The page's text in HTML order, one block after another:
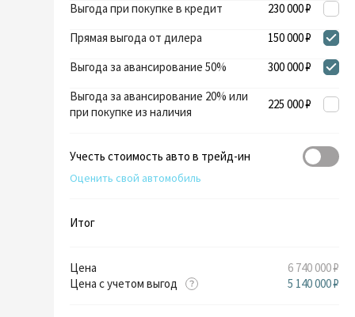
Выгода при покупке в кредит
230 000 ₽
Прямая выгода от дилера
150 000 ₽
Выгода за авансирование 50%
300 000 ₽
Выгода за авансирование 20% или
при покупке из наличия
225 000 ₽
Учесть стоимость авто в трейд-ин
Оценить свой автомобиль
Итог
Цена
6 740 000 ₽
Цена с учетом выгод
5 140 000 ₽